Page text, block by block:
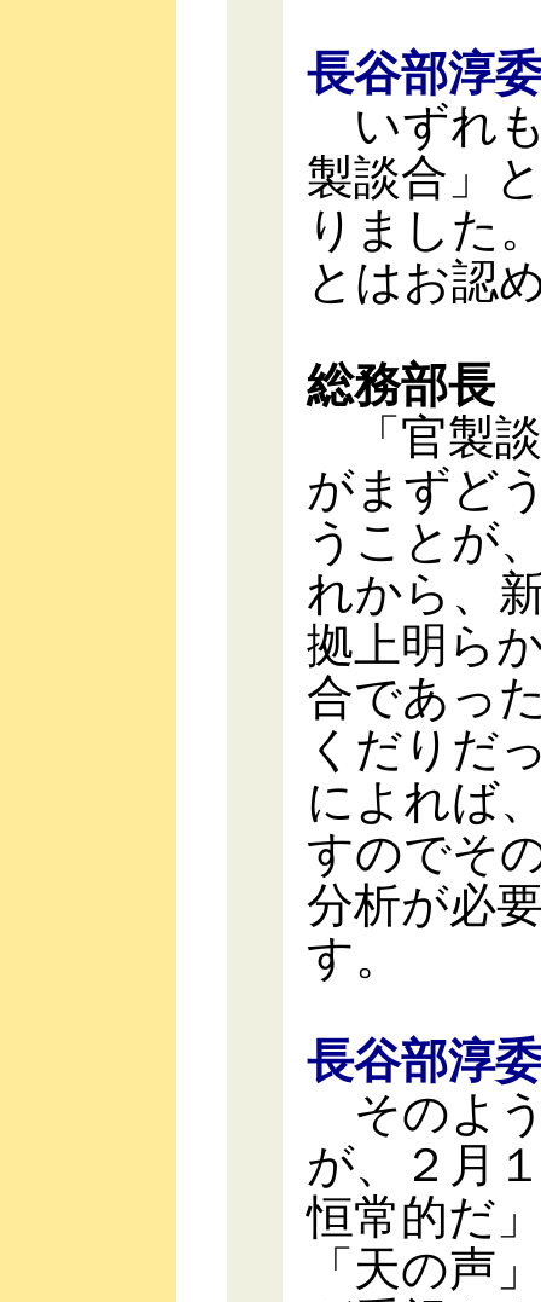
長谷部淳
いずれ
製談合」
りました
とはお認
総務部長
「官製
がまずど
うことが
れから、
拠上明ら
合であっ
くだりだ
によれば
すのでそ
分析が必
す。
長谷部淳
そのよ
が、２月
恒常的だ
「天の声